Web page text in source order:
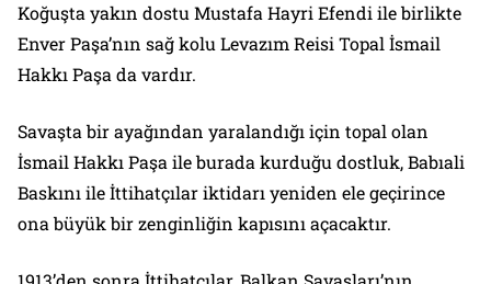
Koğuşta yakın dostu Mustafa Hayri Efendi ile birlikte
Enver Paşa’nın sağ kolu Levazım Reisi Topal İsmail
Hakkı Paşa da vardır.
Savaşta bir ayağından yaralandığı için topal olan
İsmail Hakkı Paşa ile burada kurduğu dostluk, Babıali
Baskını ile İttihatçılar iktidarı yeniden ele geçirince
ona büyük bir zenginliğin kapısını açacaktır.